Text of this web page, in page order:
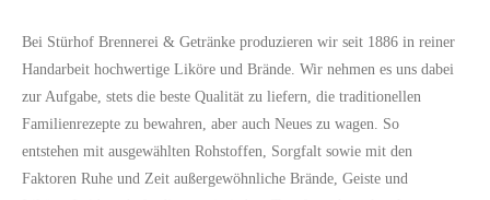
Bei Stürhof Brennerei & Getränke produzieren wir seit 1886in reiner
Handarbeit hochwertige Liköre und Brände. Wir nehmen es uns dabei
zur Aufgabe, stets die beste Qualität zu liefern, die traditionellen
Familienrezepte zu bewahren, aber auch Neues zu wagen. So
entstehenmit ausgewählten Rohstoffen, Sorgfaltsowie mit den
Faktoren Ruhe und Zeit außergewöhnliche Brände, Geiste und